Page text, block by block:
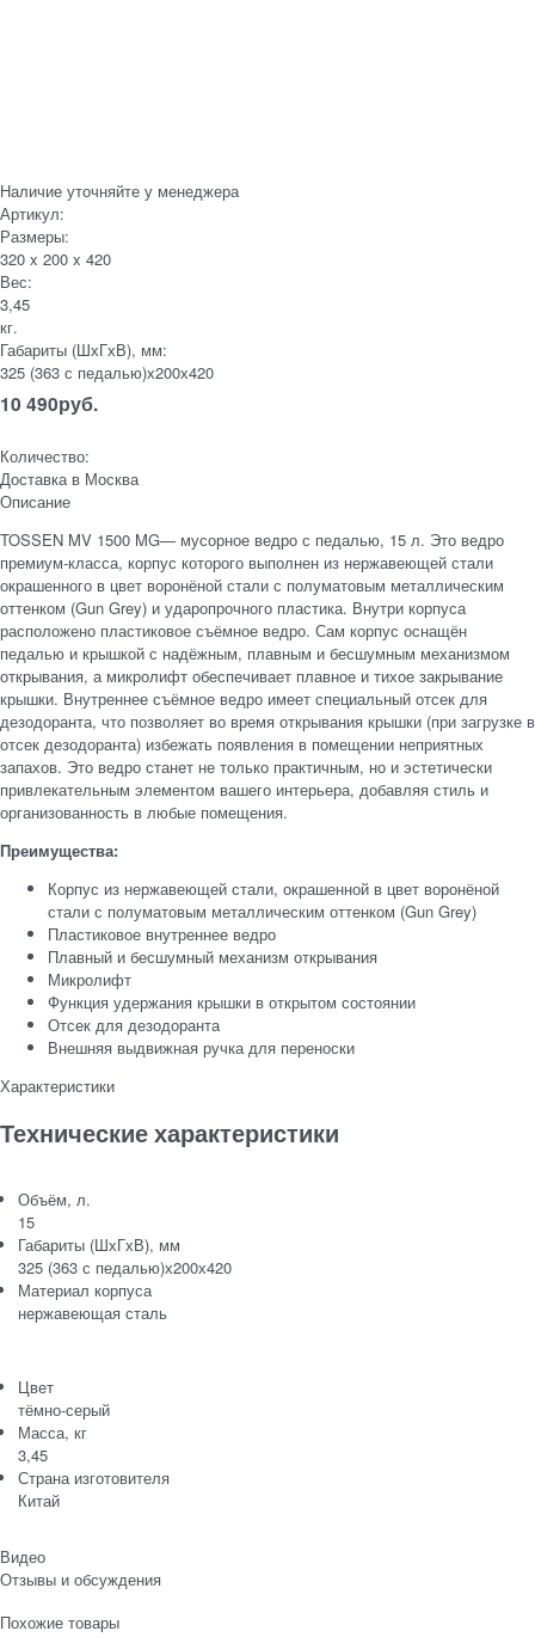
Наличие уточняйте у менеджера
Артикул:
Размеры:
320 x 200 x 420
Вес:
3,45
кг.
Габариты (ШхГхВ), мм:
325 (363 с педалью)х200х420
10 490руб.
Количество:
Доставка в Москва
Описание
TOSSEN MV 1500 MG— мусорное ведро с педалью, 15 л. Это ведро
премиум‑класса, корпус которого выполнен из нержавеющей стали
окрашенного в цвет воронёной стали с полуматовым металлическим
оттенком (Gun Grey) и ударопрочного пластика. Внутри корпуса
расположено пластиковое съёмное ведро. Сам корпус оснащён
педалью и крышкой с надёжным, плавным и бесшумным механизмом
открывания, а микролифт обеспечивает плавное и тихое закрывание
крышки. Внутреннее съёмное ведро имеет специальный отсек для
дезодоранта, что позволяет во время открывания крышки (при загрузке в
отсек дезодоранта) избежать появления в помещении неприятных
запахов. Это ведро станет не только практичным, но и эстетически
привлекательным элементом вашего интерьера, добавляя стиль и
организованность в любые помещения.
Преимущества:
Корпус из нержавеющей стали, окрашенной в цвет воронёной
стали с полуматовым металлическим оттенком (Gun Grey)
Пластиковое внутреннее ведро
Плавный и бесшумный механизм открывания
Микролифт
Функция удержания крышки в открытом состоянии
Отсек для дезодоранта
Внешняя выдвижная ручка для переноски
Характеристики
Технические характеристики
Объём, л.
15
Габариты (ШхГхВ), мм
325 (363 с педалью)х200х420
Материал корпуса
нержавеющая сталь
Цвет
тёмно-серый
Масса, кг
3,45
Страна изготовителя
Китай
Видео
Отзывы и обсуждения
Похожие товары